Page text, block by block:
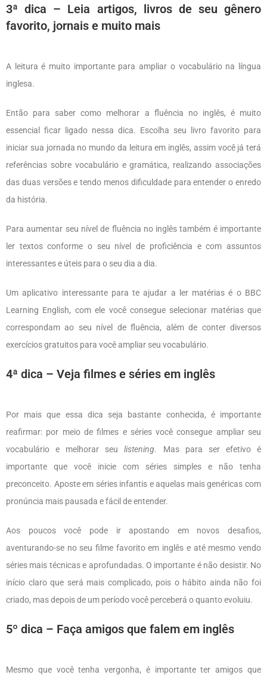
3ª dica – Leia artigos, livros de seu gênero
favorito, jornais e muito mais
A leitura é muito importante para ampliar o vocabulário na língua
inglesa.
Então para saber como melhorar a fluência no inglês, é muito
essencial ficar ligado nessa dica. Escolha seu livro favorito para
iniciar sua jornada no mundo da leitura em inglês, assim você já terá
referências sobre vocabulário e gramática, realizando associações
das duas versões e tendo menos dificuldade para entender o enredo
da história.
Para aumentar seu nível de fluência no inglês também é importante
ler textos conforme o seu nível de proficiência e com assuntos
interessantes e úteis para o seu dia a dia.
Um aplicativo interessante para te ajudar a ler matérias é o BBC
Learning English, com ele você consegue selecionar matérias que
correspondam ao seu nível de fluência, além de conter diversos
exercícios gratuitos para você ampliar seu vocabulário.
4ª dica – Veja filmes e séries em inglês
Por mais que essa dica seja bastante conhecida, é importante
reafirmar: por meio de filmes e séries você consegue ampliar seu
vocabulário e melhorar seu listening. Mas para ser efetivo é
importante que você inicie com séries simples e não tenha
preconceito. Aposte em séries infantis e aquelas mais genéricas com
pronúncia mais pausada e fácil de entender.
Aos poucos você pode ir apostando em novos desafios,
aventurando-se no seu filme favorito em inglês e até mesmo vendo
séries mais técnicas e aprofundadas. O importante é não desistir. No
início claro que será mais complicado, pois o hábito ainda não foi
criado, mas depois de um período você perceberá o quanto evoluiu.
5º dica – Faça amigos que falem em inglês
Mesmo que você tenha vergonha, é importante ter amigos que